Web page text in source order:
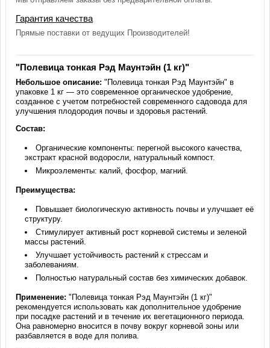
Гарантия качества
Прямые поставки от ведущих Производителей!
"Полевица тонкая Рэд Маунтэйн (1 кг)"
Небольшое описание: "Полевица тонкая Рэд Маунтэйн" в
упаковке 1 кг — это современное органическое удобрение,
созданное с учетом потребностей современного садовода для
улучшения плодородия почвы и здоровья растений.
Состав:
Органические компоненты: перегной высокого качества,
экстракт красной водоросли, натуральный компост.
Микроэлементы: калий, фосфор, магний.
Преимущества:
Повышает биологическую активность почвы и улучшает её
структуру.
Стимулирует активный рост корневой системы и зеленой
массы растений.
Улучшает устойчивость растений к стрессам и
заболеваниям.
Полностью натуральный состав без химических добавок.
Применение: "Полевица тонкая Рэд Маунтэйн (1 кг)"
рекомендуется использовать как дополнительное удобрение
при посадке растений и в течение их вегетационного периода.
Она равномерно вносится в почву вокруг корневой зоны или
разбавляется в воде для полива.